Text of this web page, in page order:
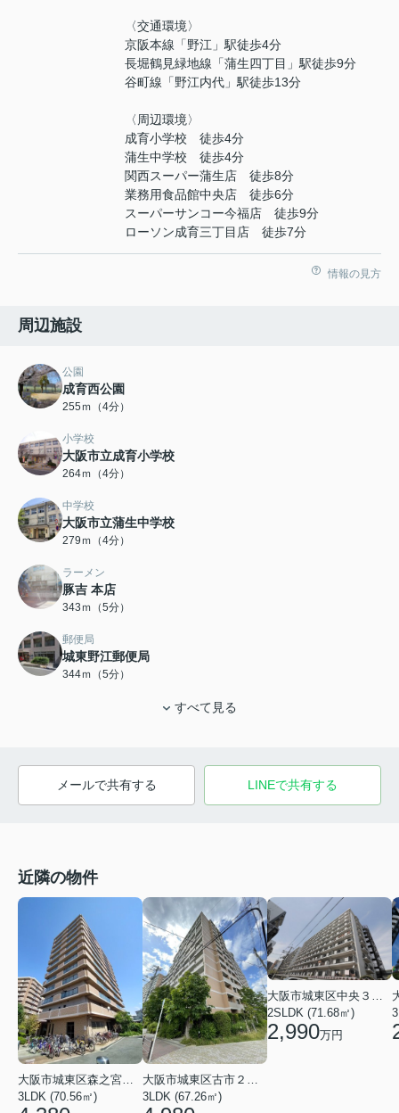
〈交通環境〉
京阪本線「野江」駅徒歩4分
長堀鶴見緑地線「蒲生四丁目」駅徒歩9分
谷町線「野江内代」駅徒歩13分
〈周辺環境〉
成育小学校 徒歩4分
蒲生中学校 徒歩4分
関西スーパー蒲生店 徒歩8分
業務用食品館中央店 徒歩6分
スーパーサンコー今福店 徒歩9分
ローソン成育三丁目店 徒歩7分
情報の見方
周辺施設
公園
成育西公園
255ｍ（4分）
小学校
大阪市立成育小学校
264ｍ（4分）
中学校
大阪市立蒲生中学校
279ｍ（4分）
ラーメン
豚吉 本店
343ｍ（5分）
郵便局
城東野江郵便局
344ｍ（5分）
すべて見る
メールで共有する LINEで共有する
近隣の物件
3LDK (70.56㎡)
大阪市城東区古市２丁目
3LDK (67.26㎡)
大阪市城東区中央３丁目
2SLDK (71.68㎡)
2,990万円